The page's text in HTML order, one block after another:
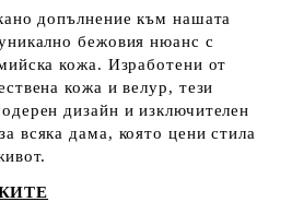
допълнение към нашата
бежовия нюанс с
кожа. Изработени от
кожа и велур, тези
дизайн и изключителен
всяка дама, която цени стила